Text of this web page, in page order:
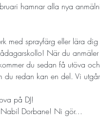
hamnar alla nya
med sprayfärg eller lära
När du
du sedan få utöva
redan kan en del. Vi
på DJ!
Nabil Dorbane! Ni gör…